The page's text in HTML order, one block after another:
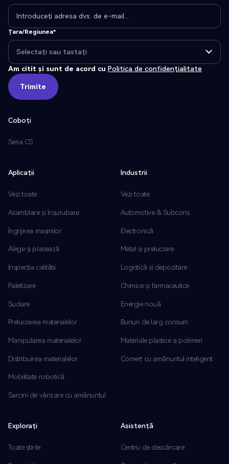
Țara/Regiunea*
Am citit și sunt de acord cu Politica de confidențialitate
Trimite
Trimite
Coboți
Seria CS
Aplicații
Vezi toate
Asamblare și înșurubare
Îngrijirea mașinilor
Alege și plasează
Inspecția calității
Paletizare
Sudare
Prelucrarea materialelor
Manipularea materialelor
Distribuirea materialelor
Mobilitate robotică
Sarcini de vânzare cu amănuntul
Industrii
Vezi toate
Automotive & Subcons
Electronică
Metal și prelucrare
Logistică și depozitare
Chimice și farmaceutice
Energie nouă
Bunuri de larg consum
Materiale plastice și polimeri
Comerț cu amănuntul inteligent
Explorați
Toate știrile
Asistență
Centru de descărcare